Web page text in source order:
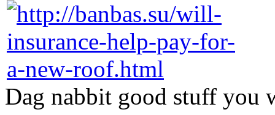
Dag nabbit good stuff you